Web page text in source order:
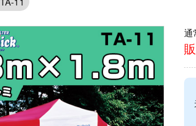
アルミ骨フレーム
ルミ骨フレーム
横幕
3方幕 4方幕
スチール&アルミ骨フレー
オールアルミ骨フレーム
横幕
3方幕
3方幕 4方幕
方公共団体用
通